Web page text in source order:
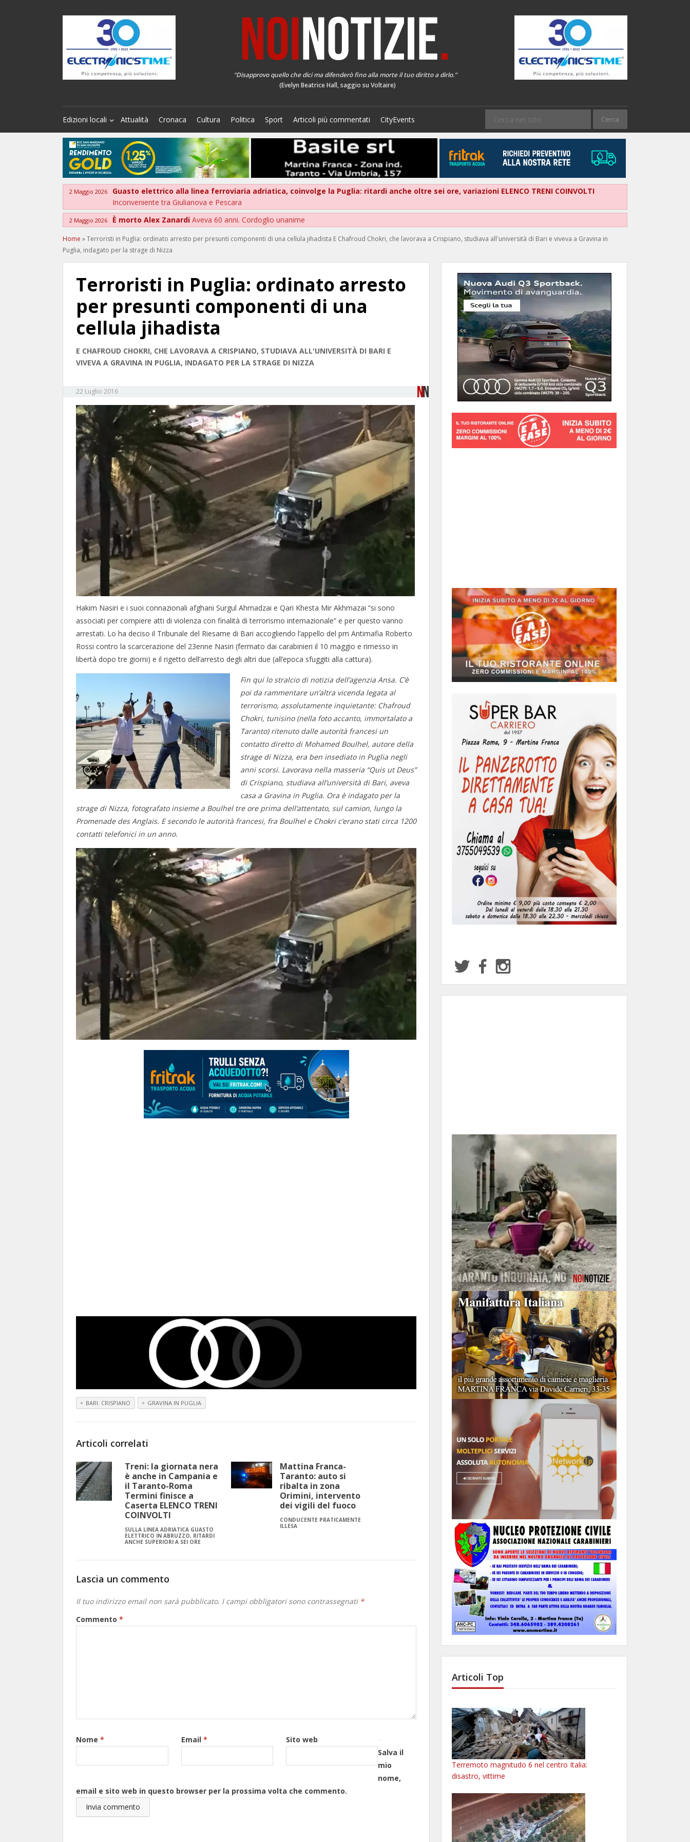
“Disapprovo quello che dici ma difenderò fino alla morte il tuo diritto a dirlo.”
(Evelyn Beatrice Hall, saggio su Voltaire)
Edizioni locali Attualità Cronaca Cultura Politica Sport Articoli più commentati CityEvents
2 Maggio 2026
Guasto elettrico alla linea ferroviaria adriatica, coinvolge la Puglia: ritardi anche oltre sei ore, variazioni ELENCO TRENI COINVOLTI
Inconveniente tra Giulianova e Pescara
2 Maggio 2026 È morto Alex Zanardi Aveva 60 anni. Cordoglio unanime
Home »Terroristi in Puglia: ordinato arresto per presunti componenti di una cellula jihadista E Chafroud Chokri, che lavorava a Crispiano, studiava all'università di Bari e viveva a Gravina in
Puglia, indagato per la strage di Nizza
Terroristi in Puglia: ordinato arresto
per presunti componenti di una
cellula jihadista
E CHAFROUD CHOKRI, CHE LAVORAVA A CRISPIANO, STUDIAVA ALL'UNIVERSITÀ DI BARI E
VIVEVA A GRAVINA IN PUGLIA, INDAGATO PER LA STRAGE DI NIZZA
22 Luglio 2016
Hakim Nasiri e i suoi connazionali afghani Surgul Ahmadzai e Qari Khesta Mir Akhmazai “si sono
associati per compiere atti di violenza con finalità di terrorismo internazionale” e per questo vanno
arrestati. Lo ha deciso il Tribunale del Riesame di Bari accogliendo l’appello del pm Antimafia Roberto
Rossi contro la scarcerazione del 23enne Nasiri (fermato dai carabinieri il 10 maggio e rimesso in
libertà dopo tre giorni) e il rigetto dell’arresto degli altri due (all’epoca sfuggiti alla cattura).
Fin qui lo stralcio di notizia dell’agenzia Ansa. C’è
poi da rammentare un’altra vicenda legata al
terrorismo, assolutamente inquietante: Chafroud
Chokri, tunisino (nella foto accanto, immortalato a
Taranto) ritenuto dalle autorità francesi un
contatto diretto di Mohamed Boulhel, autore della
strage di Nizza, era ben insediato in Puglia negli
anni scorsi. Lavorava nella masseria “Quis ut Deus”
di Crispiano, studiava all’università di Bari, aveva
casa a Gravina in Puglia. Ora è indagato per la
strage di Nizza, fotografato insieme a Boulhel tre ore prima dell’attentato, sul camion, lungo la
Promenade des Anglais. E secondo le autorità francesi, fra Boulhel e Chokri c’erano stati circa 1200
contatti telefonici in un anno.
BARI. CRISPIANO GRAVINA IN PUGLIA
Articoli correlati
Treni: la giornata nera
è anche in Campania e
il Taranto-Roma
Termini finisce a
Caserta ELENCO TRENI
COINVOLTI
SULLA LINEA ADRIATICA GUASTO
ELETTRICO IN ABRUZZO, RITARDI
ANCHE SUPERIORI A SEI ORE
Mattina Franca-
Taranto: auto si
ribalta in zona
Orimini, intervento
dei vigili del fuoco
CONDUCENTE PRATICAMENTE
ILLESA
Lascia un commento
Il tuo indirizzo email non sarà pubblicato. I campi obbligatori sono contrassegnati *
Commento *
Nome * Email *
Sito web
Salva il
mio
nome,
email e sito web in questo browser per la prossima volta che commento.
Articoli Top
Terremoto magnitudo 6 nel centro Italia:
disastro, vittime